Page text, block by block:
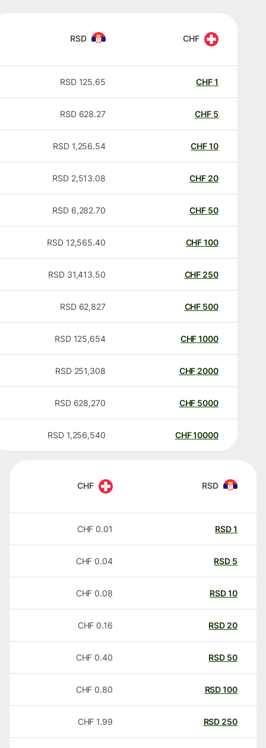
CHF
RSD
CHF
125.65
RSD
CHF
628.27
RSD
CHF
1,256.54
RSD
20
CHF
2,513.08
RSD
50
CHF
6,282.70
RSD
100
CHF
12,565.40
RSD
250
CHF
31,413.50
RSD
500
CHF
62,827
RSD
1000
CHF
125,654
RSD
2000
CHF
251,308
RSD
5000
CHF
628,270
RSD
10000
CHF
1,256,540
RSD
RSD
CHF
RSD
0.01
CHF
RSD
0.04
CHF
RSD
0.08
CHF
20
RSD
0.16
CHF
50
RSD
0.40
CHF
100
RSD
0.80
CHF
250
RSD
1.99
CHF